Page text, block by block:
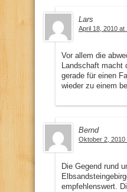
Lars
April 18, 2010 at
Vor allem die
Landschaft macht
gerade für einen
wieder zu einem
Bernd
Oktober 2, 2010
Die Gegend rund
empfehlenswert.